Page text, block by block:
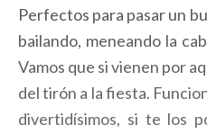
Perfectos para pasar un
bailando, meneando la
Vamos que si vienen por
del tirón a la fiesta.
divertidísimos, si te los